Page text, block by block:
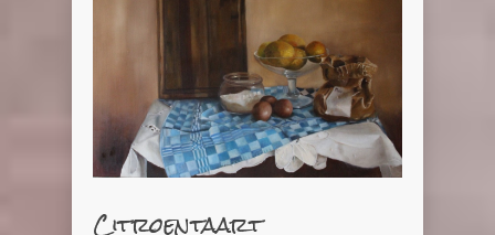
Citroentaart